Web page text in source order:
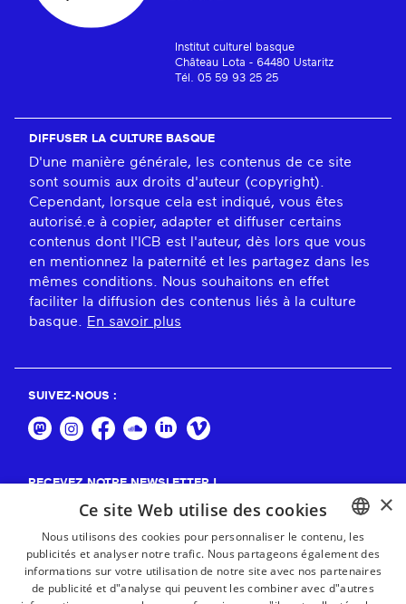
Institut culturel basque
Château Lota - 64480 Ustaritz
Tél. 05 59 93 25 25
DIFFUSER LA CULTURE BASQUE
D'une manière générale, les contenus de ce site
sont soumis aux droits d'auteur (copyright).
Cependant, lorsque cela est indiqué, vous êtes
autorisé.e à copier, adapter et diffuser certains
contenus dont l'ICB est l'auteur, dès lors que vous
en mentionnez la paternité et les partagez dans les
mêmes conditions. Nous souhaitons en effet
faciliter la diffusion des contenus liés à la culture
basque.
En savoir plus
SUIVEZ-NOUS :
RECEVEZ NOTRE NEWSLETTER !
BASQUE
FRENCH
×
Ce site Web utilise des cookies
Nous utilisons des cookies pour personnaliser le contenu, les
publicités et analyser notre trafic. Nous partageons également des
informations sur votre utilisation de notre site avec nos partenaires
de publicité et d"analyse qui peuvent les combiner avec d"autres